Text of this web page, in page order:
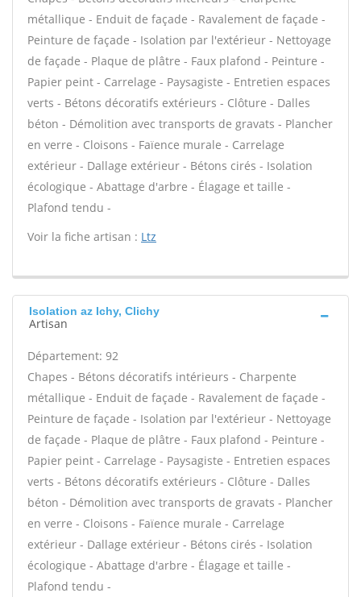
métallique - Enduit de façade - Ravalement de façade -
Peinture de façade - Isolation par l'extérieur - Nettoyage
de façade - Plaque de plâtre - Faux plafond - Peinture -
Papier peint - Carrelage - Paysagiste - Entretien espaces
verts - Bétons décoratifs extérieurs - Clôture - Dalles
béton - Démolition avec transports de gravats - Plancher
en verre - Cloisons - Faïence murale - Carrelage
extérieur - Dallage extérieur - Bétons cirés - Isolation
écologique - Abattage d'arbre - Élagage et taille -
Plafond tendu -
Voir la fiche artisan : Ltz
Isolation az Ichy, Clichy
Artisan
Département: 92
Chapes - Bétons décoratifs intérieurs - Charpente
métallique - Enduit de façade - Ravalement de façade -
Peinture de façade - Isolation par l'extérieur - Nettoyage
de façade - Plaque de plâtre - Faux plafond - Peinture -
Papier peint - Carrelage - Paysagiste - Entretien espaces
verts - Bétons décoratifs extérieurs - Clôture - Dalles
béton - Démolition avec transports de gravats - Plancher
en verre - Cloisons - Faïence murale - Carrelage
extérieur - Dallage extérieur - Bétons cirés - Isolation
écologique - Abattage d'arbre - Élagage et taille -
Plafond tendu -